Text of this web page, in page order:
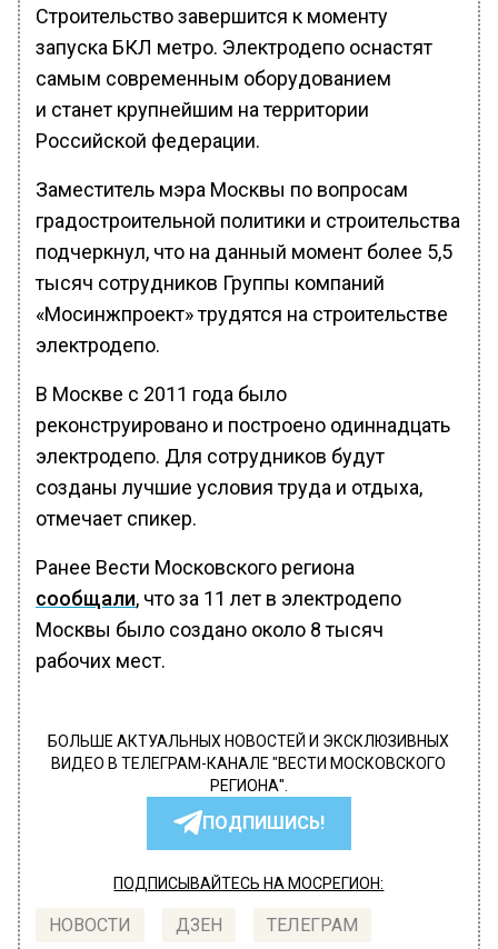
Строительство завершится к моменту
запуска БКЛ метро. Электродепо оснастят
самым современным оборудованием
и станет крупнейшим на территории
Российской федерации.
Заместитель мэра Москвы по вопросам
градостроительной политики и строительства
подчеркнул, что на данный момент более 5,5
тысяч сотрудников Группы компаний
«Мосинжпроект» трудятся на строительстве
электродепо.
В Москве с 2011 года было
реконструировано и построено одиннадцать
электродепо. Для сотрудников будут
созданы лучшие условия труда и отдыха,
отмечает спикер.
Ранее Вести Московского региона
сообщали, что за 11 лет в электродепо
Москвы было создано около 8 тысяч
рабочих мест.
БОЛЬШЕ АКТУАЛЬНЫХ НОВОСТЕЙ И ЭКСКЛЮЗИВНЫХ
ВИДЕО В ТЕЛЕГРАМ-КАНАЛЕ "ВЕСТИ МОСКОВСКОГО
РЕГИОНА".
ПОДПИШИСЬ!
ПОДПИСЫВАЙТЕСЬ НА МОСРЕГИОН:
НОВОСТИ ДЗЕН ТЕЛЕГРАМ